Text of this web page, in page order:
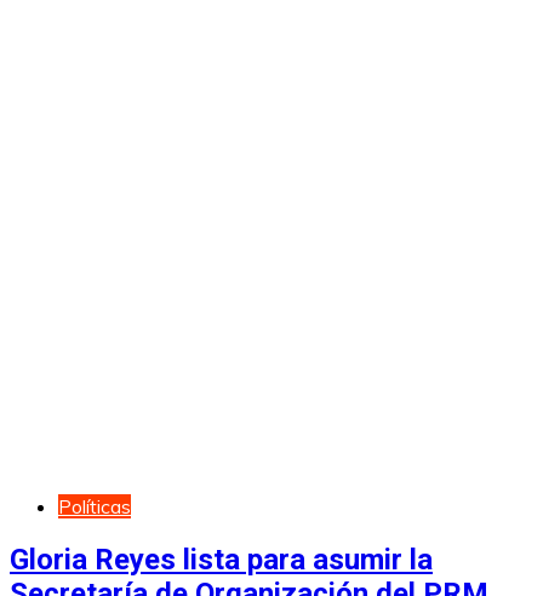
Políticas
Gloria Reyes lista para asumir la